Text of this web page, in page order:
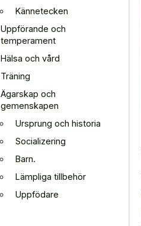
Kännetecken
Uppförande och
temperament
Hälsa och vård
Träning
Ägarskap och
gemenskapen
Ursprung och historia
Socializering
Barn.
Lämpliga tillbehör
Uppfödare